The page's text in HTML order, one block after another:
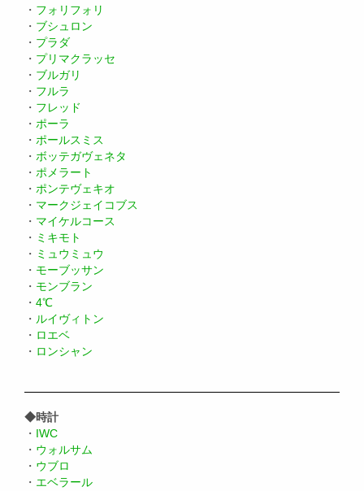
・ フォリフォリ
・ ブシュロン
・ プラダ
・ プリマクラッセ
・ ブルガリ
・ フルラ
・ フレッド
・ ポーラ
・ ポールスミス
・ ボッテガヴェネタ
・ ポメラート
・ ポンテヴェキオ
・ マークジェイコブス
・ マイケルコース
・ ミキモト
・ ミュウミュウ
・ モーブッサン
・ モンブラン
・ 4℃
・ ルイヴィトン
・ ロエベ
・ ロンシャン
◆時計
・ IWC
・ ウォルサム
・ ウブロ
・ エベラール